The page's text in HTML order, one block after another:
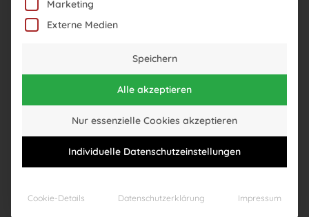
Marketing
Externe Medien
Speichern
Alle akzeptieren
Nur essenzielle Cookies akzeptieren
Individuelle Datenschutzeinstellungen
Cookie-Details Datenschutzerklärung Impressum